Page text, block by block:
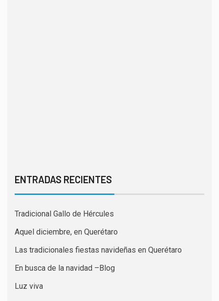
ENTRADAS RECIENTES
Tradicional Gallo de Hércules
Aquel diciembre, en Querétaro
Las tradicionales fiestas navideñas en Querétaro
En busca de la navidad –Blog
Luz viva